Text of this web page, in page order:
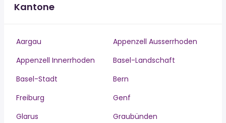
Kantone
Aargau
Appenzell Ausserrhoden
Appenzell Innerrhoden
Basel-Landschaft
Basel-Stadt
Bern
Freiburg
Genf
Glarus
Graubünden